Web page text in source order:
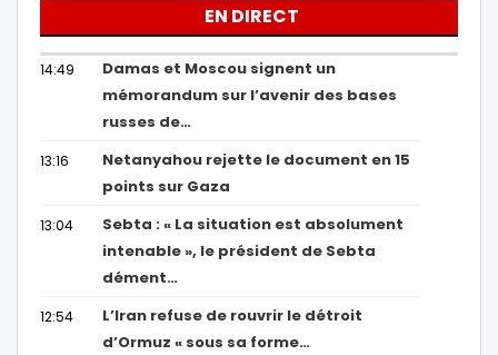
EN DIRECT
14:49
Damas et Moscou signent un
mémorandum sur l’avenir des bases
russes de…
13:16
Netanyahou rejette le document en 15
points sur Gaza
13:04
Sebta : « La situation est absolument
intenable », le président de Sebta
dément…
12:54
L’Iran refuse de rouvrir le détroit
d’Ormuz « sous sa forme…